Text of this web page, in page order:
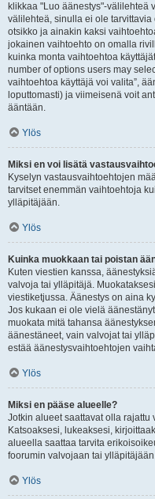
klikkaa "Luo äänestys"-välilehteä
välilehteä, sinulla ei ole
otsikko ja ainakin kaksi
jokainen vaihtoehto on omalla
kuinka monta vaihtoehtoa
number of options users may
vaihtoehtoa käyttäjä voi valita”,
loputtomasti) ja viimeisenä voit
ääntään.
Ylös
Miksi en voi lisätä
Kyselyn vastausvaihtoehtojen
tarvitset enemmän vaihtoehtoja
ylläpitäjään.
Ylös
Kuinka muokkaan tai poistan
Kuten viestien kanssa,
valvoja tai ylläpitäjä.
viestiketjussa. Äänestys on aina
Jos kukaan ei ole vielä
muokata mitä tahansa
äänestäneet, vain valvojat tai
estää äänestysvaihtoehtojen
Ylös
Miksi en pääse alueelle?
Jotkin alueet saattavat olla
Katsoaksesi, lukeaksesi,
alueella saattaa tarvita
foorumin valvojaan tai
Ylös